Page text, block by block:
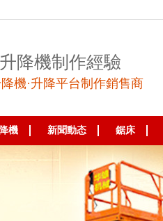
升降機制作經驗
機·升降平台制作銷售商
機 新聞動态 鋸床